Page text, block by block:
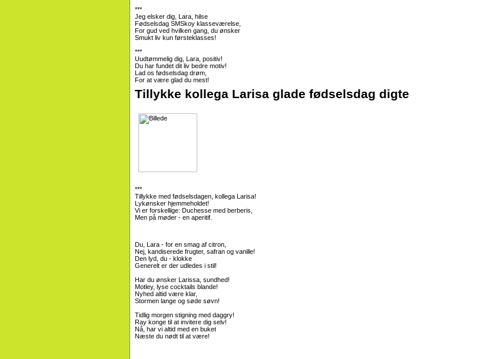
***
Jeg elsker dig, Lara, hilse
Fødselsdag SMSkoy klasseværelse,
For gud ved hvilken gang, du ønsker
Smukt liv kun førsteklasses!
***
Uudtømmelig dig, Lara, positiv!
Du har fundet dit liv bedre motiv!
Lad os fødselsdag drøm,
For at være glad du mest!
Tillykke kollega Larisa glade fødselsdag digte
***
Tillykke med fødselsdagen, kollega Larisa!
Lykønsker hjemmeholdet!
Vi er forskellige: Duchesse med berberis,
Men på møder - en aperitif.
Du, Lara - for en smag af citron,
Nej, kandiserede frugter, safran og vanille!
Den lyd, du - klokke
Generelt er der udledes i stil!
Har du ønsker Larissa, sundhed!
Motley, lyse cocktails blande!
Nyhed altid være klar,
Stormen lange og søde søvn!
Tidlig morgen stigning med daggry!
Ray konge til at invitere dig selv!
Nå, har vi altid med en buket
Næste du nødt til at være!